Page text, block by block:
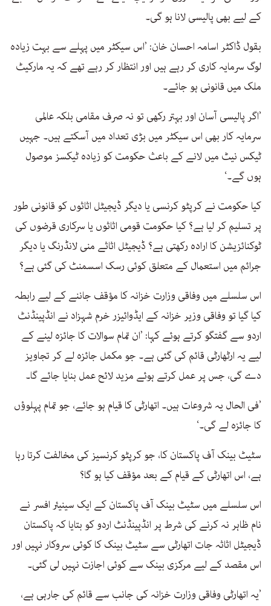
کے لیے بھی پالیسی لانا ہو گی۔
بقول ڈاکٹر اسامہ احسان خان: ’اس سیکٹر میں پہلے سے بہت زیادہ
لوگ سرمایہ کاری کر رہے ہیں اور انتظار کر رہے تھے کہ یہ مارکیٹ
ملک میں قانونی ہو جائے۔
’اگر پالیسی آسان اور بہتر رکھی تو نہ صرف مقامی بلکہ عالمی
سرمایہ کار بھی اس سیکٹر میں بڑی تعداد میں آسکتے ہیں۔ جہیں
ٹیکس نیٹ میں لانے کے باعث حکومت کو زیادہ ٹیکسز موصول
ہوں گے۔‘
کیا حکومت نے کرپٹو کرنسی یا دیگر ڈیجیٹل اثاثوں کو قانونی طور
پر تسلیم کر لیا ہے؟ کیا حکومت قومی اثاثوں یا سرکاری قرضوں کی
ٹوکنائزیشن کا ارادہ رکھتی ہے؟ ڈیجیٹل اثاثے منی لانڈرنگ یا دیگر
جرائم میں استعمال کے متعلق کوئی رسک اسسمنٹ کی گئی ہے؟
اس سلسلے میں وفاقی وزارت خزانہ کا مؤقف جاننے کے لیے رابطہ
کیا گیا تو وفاقی وزیر خزانہ کے ایڈوائیزر خرم شہزاد نے انڈپینڈنٹ
اردو سے گفتگو کرتے ہوئے کہا: ’ان تمام سوالات کا جائزہ لینے کے
لیے یہ ارٹھارٹی قائم کی گئی ہے۔ جو مکمل جائزہ لے کر تجاویز
دے گی، جس پر عمل کرتے ہوئے مزید لائح عمل بنایا جائے گا۔
’فی الحال یہ شروعات ہیں۔ اتھارٹی کا قیام ہو جائے، جو تمام پہلوؤں
کا جائزہ لے گی۔‘
سٹیٹ بینک آف پاکستان کا، جو کرپٹو کرنسیز کی مخالفت کرتا رہا
ہے، اس اتھارٹی کے قیام کے بعد مؤقف کیا ہو گا؟
اس سلسلے میں سٹیٹ بینک آف پاکستان کے ایک سینیئر افسر نے
نام ظاہر نہ کرنے کی شرط پر انڈپینڈنٹ اردو کو بتایا کہ پاکستان
ڈیجیٹل اثاثہ جات اتھارٹی سے سٹیٹ بینک کا کوئی سروکار نہیں اور
اس مقصد کے لیے مرکزی بینک سے کوئی اجازت نہیں لی گئی۔
’یہ اتھارٹی وفاقی وزارت خزانہ کی جانب سے قائم کی جارہی ہے،